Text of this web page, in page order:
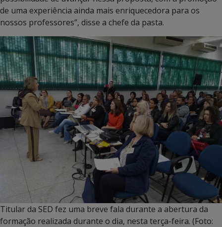
de uma experiência ainda mais enriquecedora para os
nossos professores”, disse a chefe da pasta.
Titular da SED fez uma breve fala durante a abertura da
formação realizada durante o dia, nesta terça-feira. (Foto: